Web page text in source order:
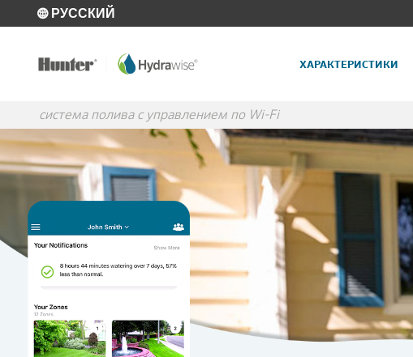
Skip to main content
РУССКИЙ
ХАРАКТЕРИСТИКИ
система полива с управлением по Wi-Fi